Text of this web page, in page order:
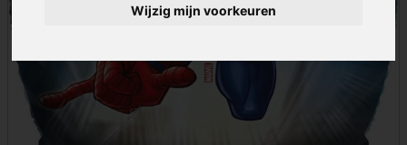
Wijzig mijn voorkeuren